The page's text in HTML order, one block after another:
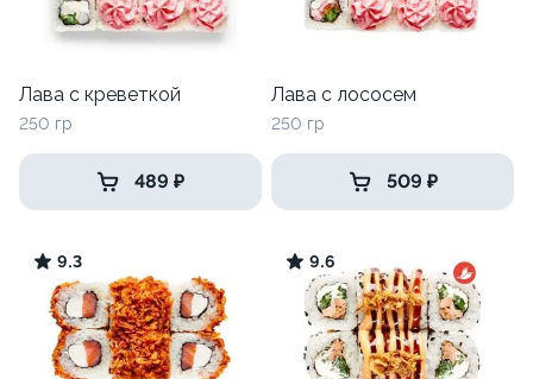
Лава с креветкой
250 гр
489 ₽
Лава с лососем
250 гр
509 ₽
9.3 9.6